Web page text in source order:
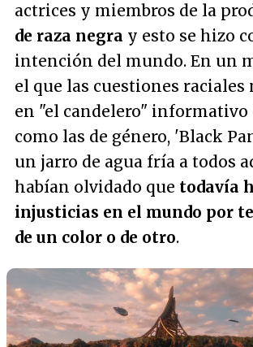
actrices y miembros de la
de raza negra y esto se hizo
intención del mundo. En un
el que las cuestiones raciales
en "el candelero" informativo
como las de género, 'Black
un jarro de agua fría a todos
habían olvidado que todavía
injusticias en el mundo por
de un color o de otro.